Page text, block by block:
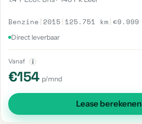
Benzine | 2015 | 125.751 km |€9.999
Direct leverbaar
Vanaf i
€154 p/mnd
Lease berekenen